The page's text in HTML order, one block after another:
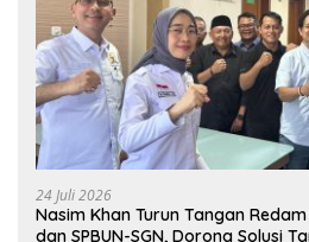
24 Juli 2026
Nasim Khan Turun Tangan
dan SPBUN-SGN, Dorong Solusi